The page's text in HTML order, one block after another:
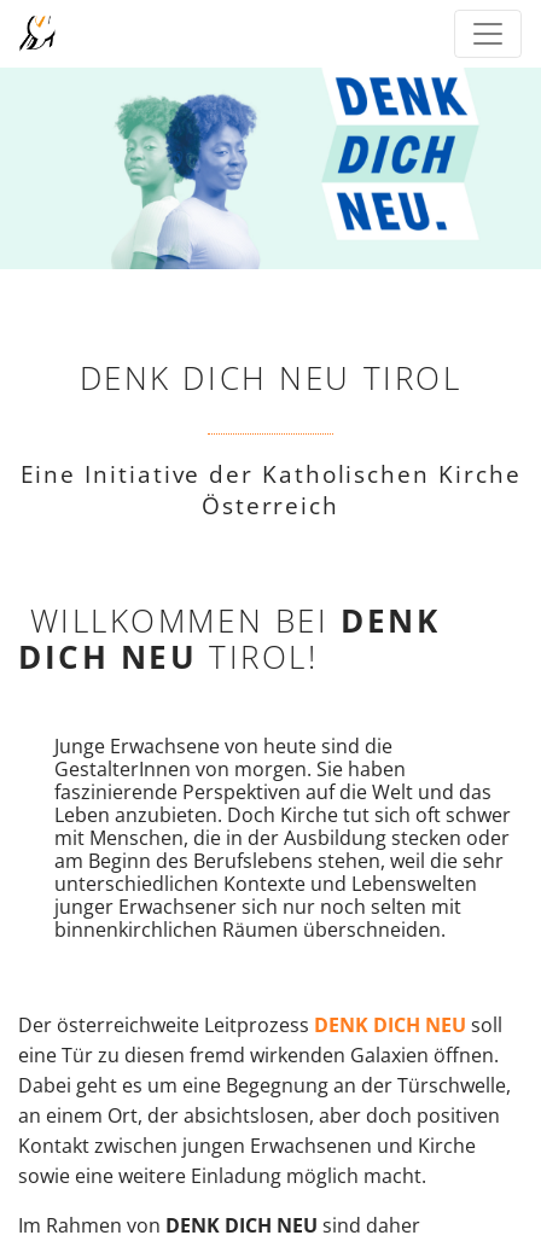
DENK DICH NEU TIROL
Eine Initiative der Katholischen Kirche
Österreich
WILLKOMMEN BEI DENK
DICH NEUTIROL!
Junge Erwachsene von heute sind die
GestalterInnen von morgen. Sie haben
faszinierende Perspektiven auf die Welt und das
Leben anzubieten. Doch Kirche tut sich oft schwer
mit Menschen, die in der Ausbildung stecken oder
am Beginn des Berufslebens stehen, weil die sehr
unterschiedlichen Kontexte und Lebenswelten
junger Erwachsener sich nur noch selten mit
binnenkirchlichen Räumen überschneiden.
Der österreichweite Leitprozess DENK DICH NEU soll
eine Tür zu diesen fremd wirkenden Galaxien öffnen.
Dabei geht es um eine Begegnung an der Türschwelle,
an einem Ort, der absichtslosen, aber doch positiven
Kontakt zwischen jungen Erwachsenen und Kirche
sowie eine weitere Einladung möglich macht.
Im Rahmen von DENK DICH NEU sind daher